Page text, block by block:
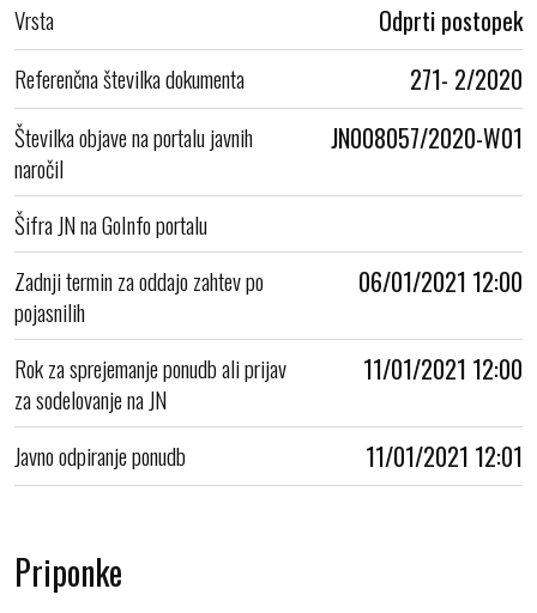
Vrsta Odprti postopek
Referenčna številka dokumenta 271- 2/2020
Številka objave na portalu javnih
naročil
JN008057/2020-W01
Šifra JN na GoInfo portalu
Zadnji termin za oddajo zahtev po
pojasnilih
06/01/2021 12:00
Rok za sprejemanje ponudb ali prijav
za sodelovanje na JN
11/01/2021 12:00
Javno odpiranje ponudb 11/01/2021 12:01
Priponke